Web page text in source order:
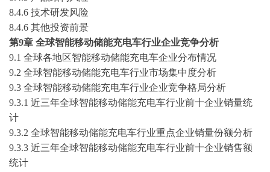
8.4.6 技术研发风险
8.4.6 其他投资前景
第9章 全球智能移动储能充电车行业企业竞争分析
9.1 全球各地区智能移动储能充电车企业分布情况
9.2 全球智能移动储能充电车行业市场集中度分析
9.3 全球智能移动储能充电车行业企业竞争格局分析
9.3.1 近三年全球智能移动储能充电车行业前十企业销量统
计
9.3.2 全球智能移动储能充电车行业重点企业销量份额分析
9.3.3 近三年全球智能移动储能充电车行业前十企业销售额
统计